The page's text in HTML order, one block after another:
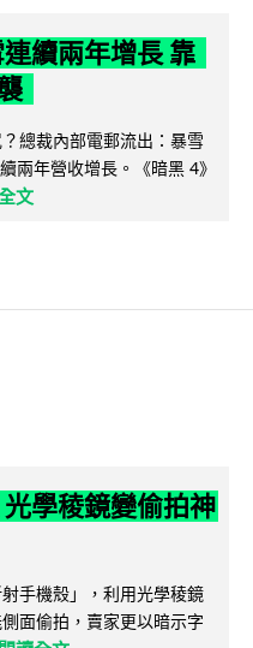
續兩年增長 靠
總裁內部電郵流出：暴雪
兩年營收增長。《暗黑 4》
文
學稜鏡變偷拍神
手機殼」，利用光學稜鏡
面偷拍，賣家更以暗示字